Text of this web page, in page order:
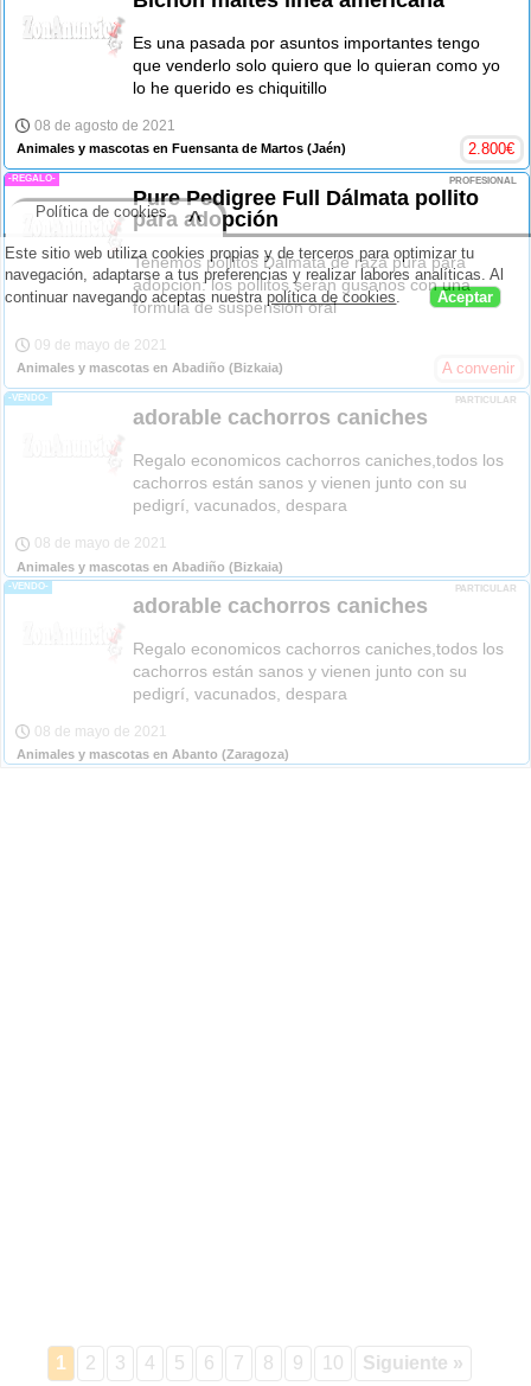
Es una pasada por asuntos importantes tengo
que venderlo solo quiero que lo quieran como yo
lo he querido es chiquitillo
08 de agosto de 2021
Animales y mascotas en Fuensanta de Martos (Jaén) 2.800€
-REGALO- PROFESIONAL
Pure Pedigree Full Dálmata pollito
para adopción
Tenemos pollitos Dálmata de raza pura para
adopción: los pollitos serán gusanos con una
fórmula de suspensión oral
09 de mayo de 2021
Animales y mascotas en Abadiño (Bizkaia) A convenir
-VENDO- PARTICULAR
adorable cachorros caniches
Regalo economicos cachorros caniches,todos los
cachorros están sanos y vienen junto con su
pedigrí, vacunados, despara
08 de mayo de 2021
Animales y mascotas en Abadiño (Bizkaia)
-VENDO- PARTICULAR
adorable cachorros caniches
Regalo economicos cachorros caniches,todos los
cachorros están sanos y vienen junto con su
pedigrí, vacunados, despara
08 de mayo de 2021
Animales y mascotas en Abanto (Zaragoza)
1 2 3 4 5 6 7 8 9 10 Siguiente »
Este sitio web utiliza cookies propias y de terceros para optimizar tu
navegación, adaptarse a tus preferencias y realizar labores analíticas. Al
continuar navegando aceptas nuestrapolítica de cookies Aceptar
Política de cookies ^